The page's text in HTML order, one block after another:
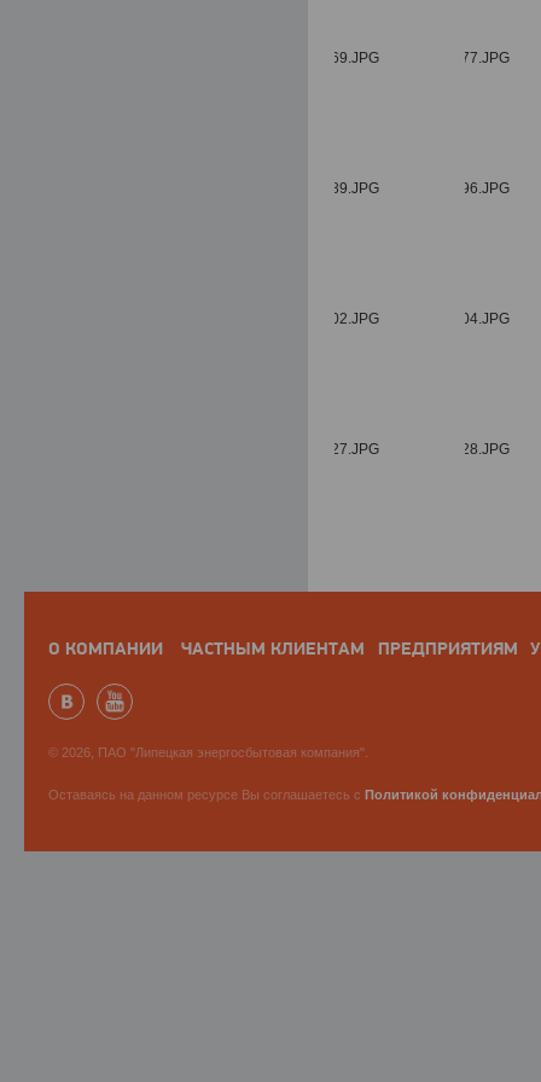
О КОМПАНИИ ЧАСТНЫМ КЛИЕНТАМ ПРЕДПРИЯТИЯМ
© 2026, ПАО "Липецкая энергосбытовая компания".
Оставаясь на данном ресурсе Вы соглашаетесь с Политикой